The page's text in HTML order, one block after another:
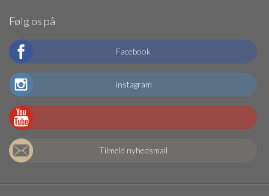
Følg os på
Facebook
Instagram
Tilmeld nyhedsmail